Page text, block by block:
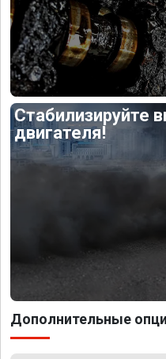
Стабилизируйте
двигателя!
Дополнительные